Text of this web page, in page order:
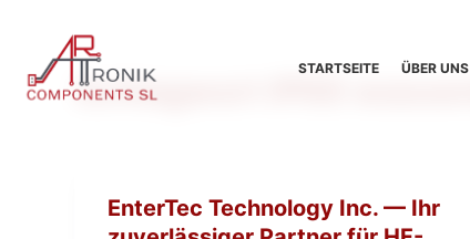
m
STARTSEITE ÜBER UNS
Schlagwort
EnterTec Technology Inc. — Ihr